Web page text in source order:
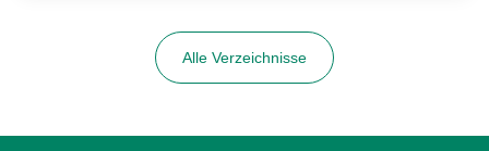
Alle Verzeichnisse